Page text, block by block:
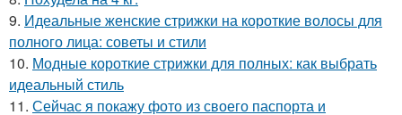
9. Идеальные женские стрижки на короткие волосы для
полного лица: советы и стили
10. Модные короткие стрижки для полных: как выбрать
идеальный стиль
11. Сейчас я покажу фото из своего паспорта и